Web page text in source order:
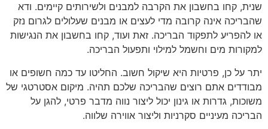
שנית, קחו בחשבון את הקרבה למבנים ולשירותים קיימים. ודא
שהבריכה אינה קרובה מדי לעצים או מבנים שעלולים לגרום נזק
או להפריע לתפקוד הבריכה. זאת ועוד, קחו בחשבון את הנגישות
למקורות מים וחשמל למילוי ותפעול הבריכה.
יתר על כן, פרטיות היא שיקול חשוב. החליטו עד כמה חשופים או
מבודדים אתם רוצים שהבריכה שלכם תהיה. מיקום אסטרטגי של
משוכות, גדרות או גינון יכול ליצור נווה מדבר פרטי, להגן על
הבריכה מעיניים סקרניות וליצור אווירה שלווה.